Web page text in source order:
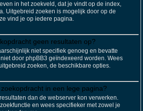
in het zoekveld, dat je vindt op de index,
Uitgebreid zoeken is mogelijk door op de
vind je op iedere pagina.
geen resultaten op?
niet specifiek genoeg en bevatte
door phpBB3 geïndexeerd worden. Wees
zoeken, de beschikbare opties.
in een lege pagina?
dan de webserver kon verwerken.
en wees specifieker met zowel je